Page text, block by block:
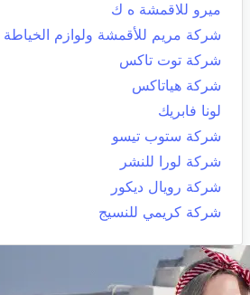
ميرو للاقمشة ه ك
شركة مريم للأقمشة ولوازم الخياطة
شركة توت تاكس
شركة هياتاكس
لونا فابريك
شركة ستوب تيسو
شركة لورا للنشر
شركة رويال ديكور
شركة كريمي للنسيج